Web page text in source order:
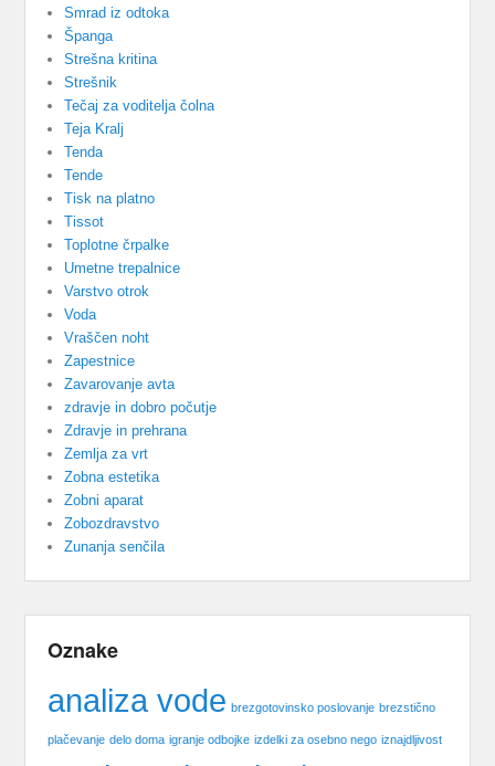
Smrad iz odtoka
Španga
Strešna kritina
Strešnik
Tečaj za voditelja čolna
Teja Kralj
Tenda
Tende
Tisk na platno
Tissot
Toplotne črpalke
Umetne trepalnice
Varstvo otrok
Voda
Vraščen noht
Zapestnice
Zavarovanje avta
zdravje in dobro počutje
Zdravje in prehrana
Zemlja za vrt
Zobna estetika
Zobni aparat
Zobozdravstvo
Zunanja senčila
Oznake
analiza vode brezgotovinsko poslovanje brezstično
plačevanje delo doma igranje odbojke izdelki za osebno nego iznajdljivost